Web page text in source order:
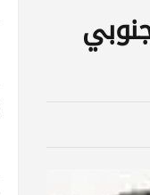
جنوبي